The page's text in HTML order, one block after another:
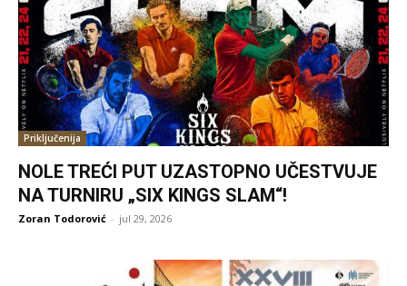
Priključenija
NOLE TREĆI PUT UZASTOPNO UČESTVUJE
NA TURNIRU „SIX KINGS SLAM“!
Zoran Todorović - jul 29, 2026